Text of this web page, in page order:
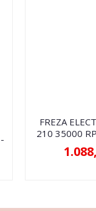
FREZA
210 35000